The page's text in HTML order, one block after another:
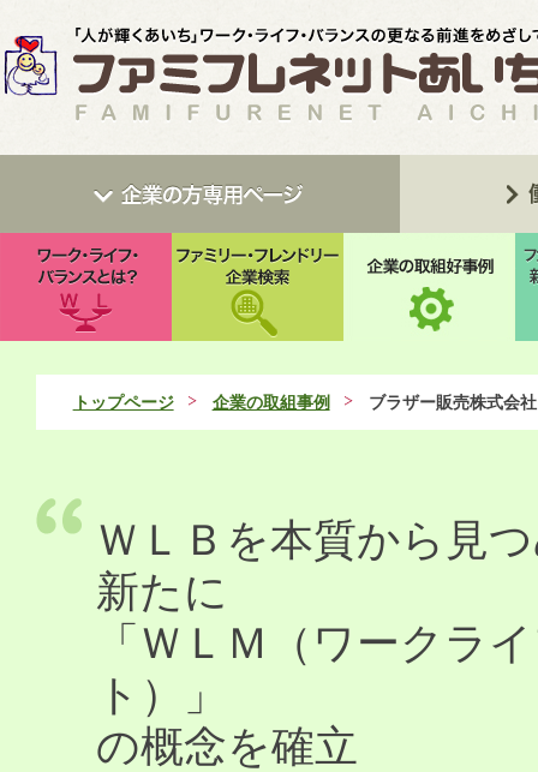
トップページ 企業の取組事例 ブラザー販売株式会社
ＷＬＢを本質から見
新たに
「ＷＬＭ（ワークラ
ト）」
の概念を確立